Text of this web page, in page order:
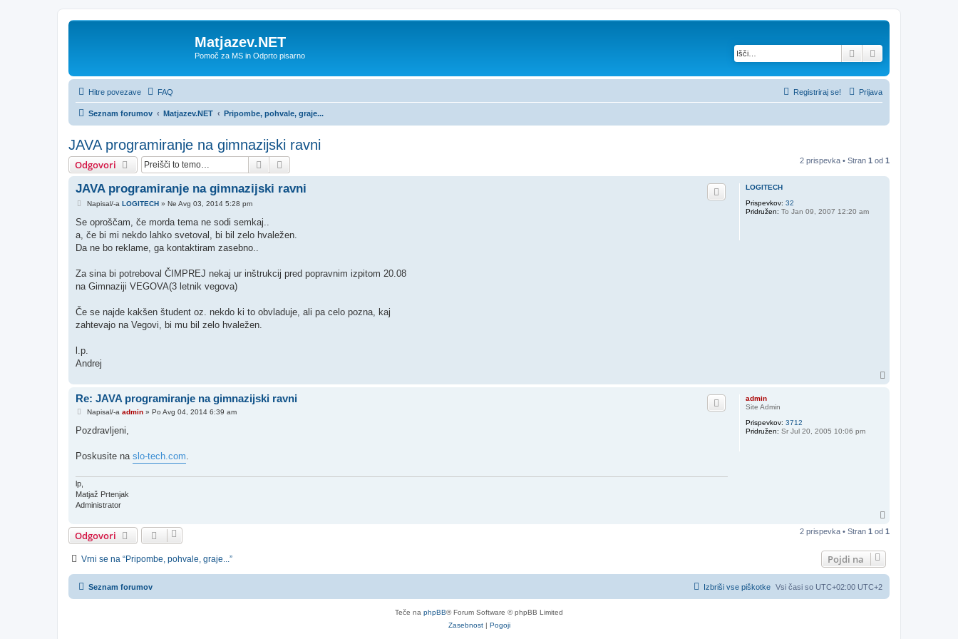
Matjazev.NET
Pomoč za MS in Odprto pisarno Iskanje
Hitre povezave FAQ Prijava
Registriraj se!
Seznam forumov Matjazev.NET Pripombe, pohvale, graje...
JAVA programiranje na gimnazijski ravni
Odgovori Iskanje 2 prispevka • Stran 1 od 1
LOGITECH
Prispevkov: 32
Pridružen: To Jan 09, 2007 12:20 am
JAVA programiranje na gimnazijski ravni
O
g
v
o
Napisal/-a LOGITECH» Ne Avg 03, 2014 5:28 pm
Se oproščam, če morda tema ne sodi semkaj..
a, če bi mi nekdo lahko svetoval, bi bil zelo hvaležen.
Da ne bo reklame, ga kontaktiram zasebno..
Za sina bi potreboval ČIMPREJ nekaj ur inštrukcij pred popravnim izpitom 20.08
na Gimnaziji VEGOVA(3 letnik vegova)
Če se najde kakšen študent oz. nekdo ki to obvladuje, ali pa celo pozna, kaj
zahtevajo na Vegovi, bi mu bil zelo hvaležen.
l.p.
Andrej
admin
Site Admin
Prispevkov: 3712
Pridružen: Sr Jul 20, 2005 10:06 pm
Re: JAVA programiranje na gimnazijski ravni
O
g
o
Napisal/-a admin» Po Avg 04, 2014 6:39 am
Pozdravljeni,
Poskusite na slo-tech.com.
lp,
Matjaž Prtenjak
Administrator
v
Odgovori 2 prispevka • Stran 1 od 1
Vrni se na “Pripombe, pohvale, graje...” Pojdi na
Seznam forumov Vsi časi so UTC+02:00 UTC+2
Izbriši vse piškotke
Teče na phpBB® Forum Software © phpBB Limited
Zasebnost| Pogoji